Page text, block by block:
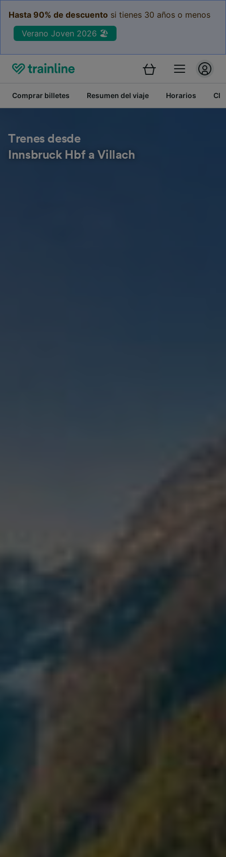
Hasta 90% de descuento si tienes 30 años o menos
Verano Joven 2026 🏖️
Comprar billetes Resumen del viaje Horarios
Trenes desde
Innsbruck Hbf a Villach